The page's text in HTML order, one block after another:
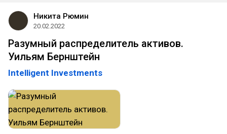
Никита Рюмин
20.02.2022
Разумный распределитель активов.
Уильям Бернштейн
Intelligent Investments